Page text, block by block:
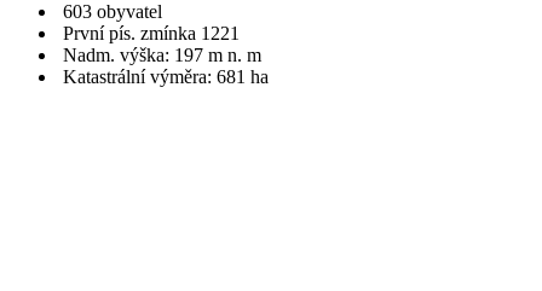
603 obyvatel
První pís. zmínka 1221
Nadm. výška: 197 m n. m
Katastrální výměra: 681 ha